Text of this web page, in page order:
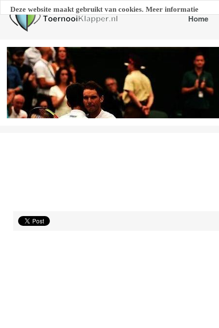
Home
Deze website maakt gebruikt van cookies. Meer informatie